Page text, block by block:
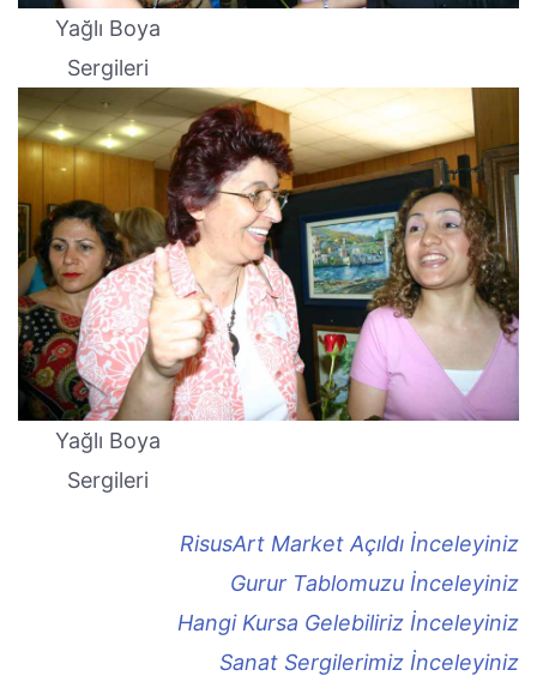
Yağlı Boya
Sergileri
Yağlı Boya
Sergileri
RisusArt Market Açıldı İnceleyiniz
Gurur Tablomuzu İnceleyiniz
Hangi Kursa Gelebiliriz İnceleyiniz
Sanat Sergilerimiz İnceleyiniz